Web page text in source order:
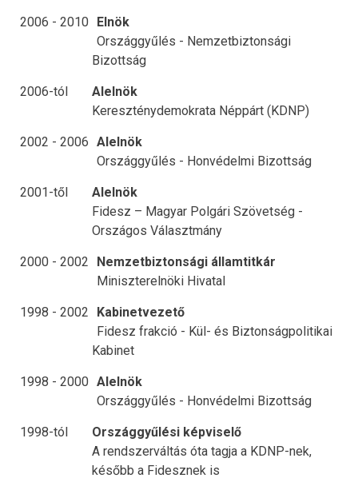
2006 - 2010 Elnök
Országgyűlés - Nemzetbiztonsági
Bizottság
2006-tól
Alelnök
Kereszténydemokrata Néppárt (KDNP)
2002 - 2006 Alelnök
Országgyűlés - Honvédelmi Bizottság
2001-től
Alelnök
Fidesz – Magyar Polgári Szövetség -
Országos Választmány
2000 - 2002
Nemzetbiztonsági államtitkár
Miniszterelnöki Hivatal
1998 - 2002
Kabinetvezető
Fidesz frakció - Kül- és Biztonságpolitikai
Kabinet
1998 - 2000 Alelnök
Országgyűlés - Honvédelmi Bizottság
1998-tól
Országgyűlési képviselő
A rendszerváltás óta tagja a KDNP-nek,
később a Fidesznek is